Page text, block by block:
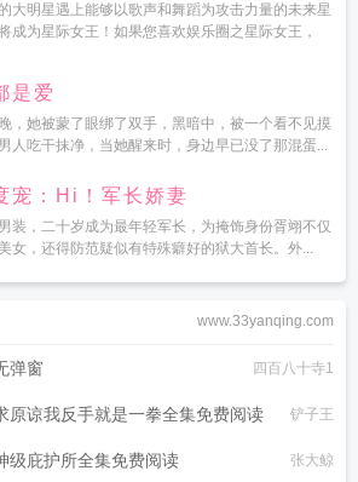
大明星遇上能够以歌声和舞蹈为攻击力量的未来星
成为星际女王！如果您喜欢娱乐圈之星际女王，
是爱
，她被蒙了眼绑了双手，黑暗中，被一个看不见摸
人吃干抹净，当她醒来时，身边早已没了那混蛋...
宠：Hi！军长娇妻
装，二十岁成为最年轻军长，为掩饰身份胥翊不仅
女，还得防范疑似有特殊癖好的狱大首长。外...
www.33yanqing.com
弹窗 四百八十寺1
原谅我反手就是一拳全集免费阅读 铲子王
级庇护所全集免费阅读 张大鲸